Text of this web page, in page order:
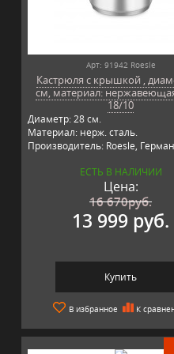
Арт: 91942 Roesle
Кастрюля с крышкой ,
см, материал:
18/10
Диаметр: 28 см.
Материал: нерж. сталь.
Производитель: Roesle,
ЕСТЬ В НАЛИЧИИ
Цена:
16 670руб.
13 999 руб.
Купить
В избранное К